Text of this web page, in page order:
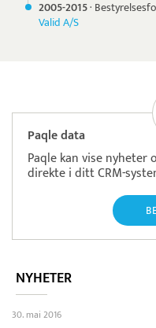
2005-2015·
Valid A/S
Paqle data
Paqle kan vise
direkte i ditt CRM-
NYHETER
30. mai 2016